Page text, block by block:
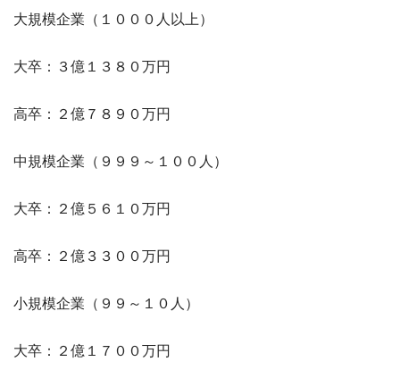
大規模企業（１０００人以上）
大卒：３億１３８０万円
高卒：２億７８９０万円
中規模企業（９９９～１００人）
大卒：２億５６１０万円
高卒：２億３３００万円
小規模企業（９９～１０人）
大卒：２億１７００万円